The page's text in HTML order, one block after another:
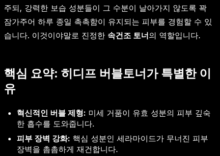
주되, 강력한 보습 성분들이 그 수분이 날아가지 않도록 꽉
잠가주어 하루 종일 촉촉함이 유지되는 피부를 경험할 수 있
습니다. 이것이야말로 진정한 속건조 토너의 역할입니다.
핵심 요약: 히디프 버블토너가 특별한 이
유
혁신적인 버블 제형: 미세 거품이 유효 성분의 피부 깊숙
한 흡수를 도와줍니다.
피부 장벽 강화: 핵심 성분인 세라마이드가 무너진 피부
장벽을 촘촘하게 재건합니다.